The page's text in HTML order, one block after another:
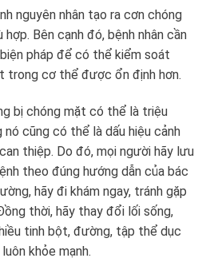
nguyên nhân tạo ra cơn chóng
Bên cạnh đó, bệnh nhân cần
pháp để có thể kiểm soát
trong cơ thể được ổn định hơn.
bị chóng mặt có thể là triệu
cũng có thể là dấu hiệu cảnh
thiệp. Do đó, mọi người hãy lưu
theo đúng hướng dẫn của bác
hãy đi khám ngay, tránh gặp
thời, hãy thay đổi lối sống,
tinh bột, đường, tập thể dục
khỏe mạnh.